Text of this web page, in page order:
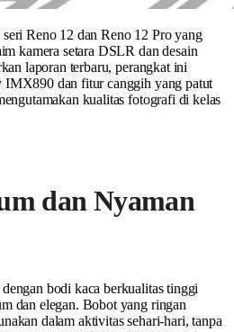
Reno 12 dan Reno 12 Pro yang
kamera setara DSLR dan desain
laporan terbaru, perangkat ini
IMX890 dan fitur canggih yang patut
kualitas fotografi di kelas
dan Nyaman
bodi kaca berkualitas tinggi
dan elegan. Bobot yang ringan
dalam aktivitas sehari-hari, tanpa